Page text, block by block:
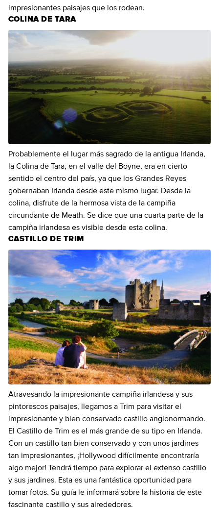
impresionantes paisajes que los rodean.
COLINA DE TARA
Probablemente el lugar más sagrado de la antigua Irlanda,
la Colina de Tara, en el valle del Boyne, era en cierto
sentido el centro del país, ya que los Grandes Reyes
gobernaban Irlanda desde este mismo lugar. Desde la
colina, disfrute de la hermosa vista de la campiña
circundante de Meath. Se dice que una cuarta parte de la
campiña irlandesa es visible desde esta colina.
CASTILLO DE TRIM
Atravesando la impresionante campiña irlandesa y sus
pintorescos paisajes, llegamos a Trim para visitar el
impresionante y bien conservado castillo anglonormando.
El Castillo de Trim es el más grande de su tipo en Irlanda.
Con un castillo tan bien conservado y con unos jardines
tan impresionantes, ¡Hollywood difícilmente encontraría
algo mejor! Tendrá tiempo para explorar el extenso castillo
y sus jardines. Esta es una fantástica oportunidad para
tomar fotos. Su guía le informará sobre la historia de este
fascinante castillo y sus alrededores.